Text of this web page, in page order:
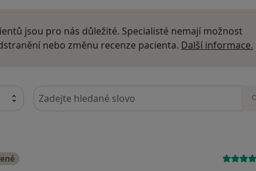
jsou pro nás důležité. Specialisté nemají možnost
nebo změnu recenze pacienta. Další informace.
Hledejte v názorech